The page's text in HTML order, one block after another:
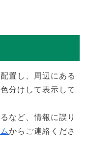
置し、周辺にある
分けして表示して
など、情報に誤り
からご連絡くださ